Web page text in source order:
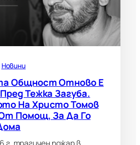
Новини
Общност Отново Е
Тежка Загуба.
На Христо Томов
Помощ, За Да Го